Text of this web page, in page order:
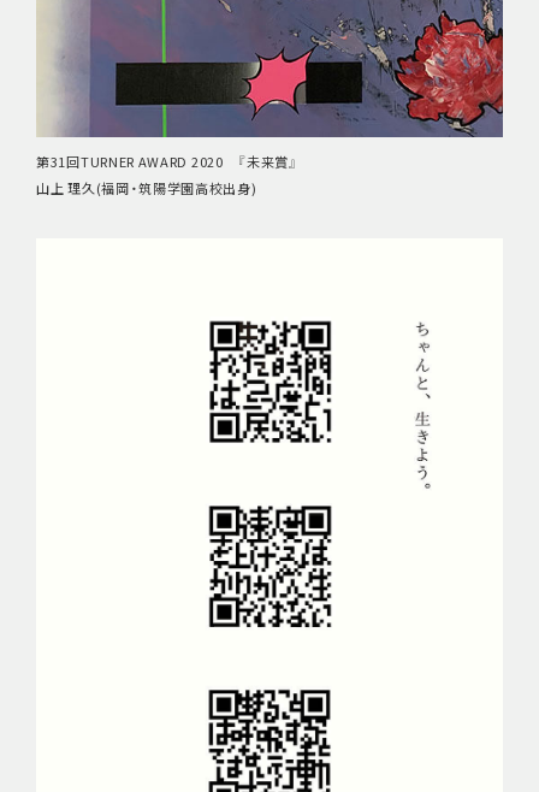
第31回TURNER AWARD 2020 『未来賞』
山上 理久(福岡・筑陽学園高校出身)